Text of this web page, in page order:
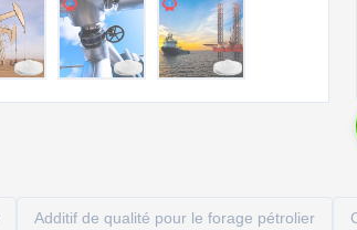
Additif de qualité pour le forage pétrolier